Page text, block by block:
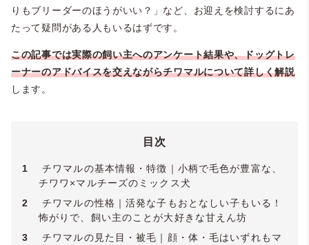
りもブリーダーのほうがいい？」など、お迎えを検討するにあ
たって疑問がある人もいるはずです。
この記事では実際の飼い主へのアンケート結果や、ドッグトレ
ーナーのアドバイスを交えながらチワマルについて詳しく解説
します。
目次
1
チワマルの基本情報・特徴｜小柄で毛色が豊富な、
チワワ×マルチーズのミックス犬
2
チワマルの性格｜活発な子もおとなしい子もいる！
怖がりで、飼い主のことが大好きな甘えん坊
3
チワマルの見た目・被毛｜顔・体・毛はいずれもマ